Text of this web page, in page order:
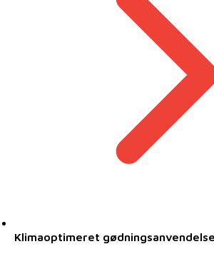
Klimaoptimeret gødningsanvendelse